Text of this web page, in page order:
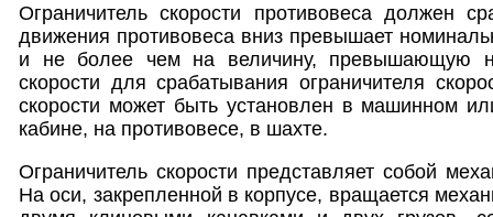
Ограничитель скорости противовеса должен
движения противовеса вниз превышает
и не более чем на величину, превышающую
скорости для срабатывания ограничителя
скорости может быть установлен в машинном
кабине, на противовесе, в шахте.
Ограничитель скорости представляет собой
На оси, закрепленной в корпусе, вращается